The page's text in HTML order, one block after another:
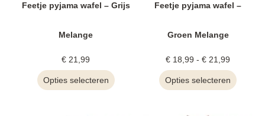
Feetje pyjama wafel – Grijs
Melange
€ 21,99
Opties selecteren
Feetje pyjama wafel –
Groen Melange
€ 18,99 - € 21,99
Opties selecteren